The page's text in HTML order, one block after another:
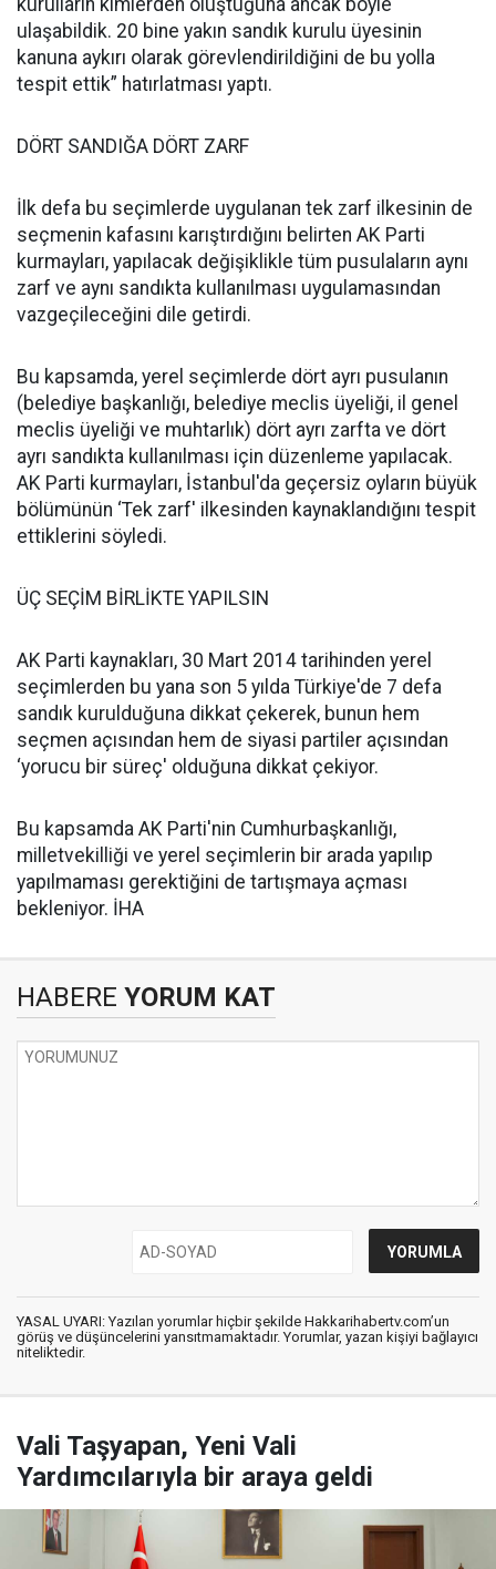
kurulların kimlerden oluştuğuna ancak böyle
ulaşabildik. 20 bine yakın sandık kurulu üyesinin
kanuna aykırı olarak görevlendirildiğini de bu yolla
tespit ettik” hatırlatması yaptı.
DÖRT SANDIĞA DÖRT ZARF
İlk defa bu seçimlerde uygulanan tek zarf ilkesinin de
seçmenin kafasını karıştırdığını belirten AK Parti
kurmayları, yapılacak değişiklikle tüm pusulaların aynı
zarf ve aynı sandıkta kullanılması uygulamasından
vazgeçileceğini dile getirdi.
Bu kapsamda, yerel seçimlerde dört ayrı pusulanın
(belediye başkanlığı, belediye meclis üyeliği, il genel
meclis üyeliği ve muhtarlık) dört ayrı zarfta ve dört
ayrı sandıkta kullanılması için düzenleme yapılacak.
AK Parti kurmayları, İstanbul'da geçersiz oyların büyük
bölümünün ‘Tek zarf' ilkesinden kaynaklandığını tespit
ettiklerini söyledi.
ÜÇ SEÇİM BİRLİKTE YAPILSIN
AK Parti kaynakları, 30 Mart 2014 tarihinden yerel
seçimlerden bu yana son 5 yılda Türkiye'de 7 defa
sandık kurulduğuna dikkat çekerek, bunun hem
seçmen açısından hem de siyasi partiler açısından
‘yorucu bir süreç' olduğuna dikkat çekiyor.
Bu kapsamda AK Parti'nin Cumhurbaşkanlığı,
milletvekilliği ve yerel seçimlerin bir arada yapılıp
yapılmaması gerektiğini de tartışmaya açması
bekleniyor. İHA
HABERE YORUM KAT
YASAL UYARI: Yazılan yorumlar hiçbir şekilde Hakkarihabertv.com’un
görüş ve düşüncelerini yansıtmamaktadır. Yorumlar, yazan kişiyi bağlayıcı
niteliktedir.
Vali Taşyapan, Yeni Vali
Yardımcılarıyla bir araya geldi